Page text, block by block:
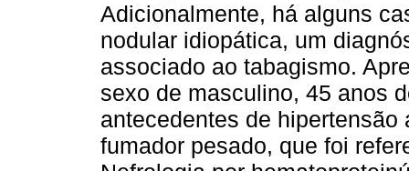
Adicionalmente, há alguns
nodular idiopática, um
associado ao tabagismo.
sexo de masculino, 45 anos
antecedentes de
fumador pesado, que foi